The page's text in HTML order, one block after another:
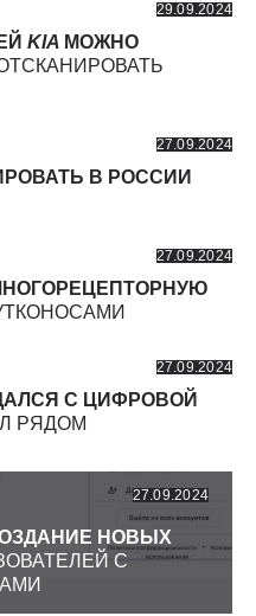
29.09.2024
KIA МОЖНО
27.09.2024
В РОССИИ
27.09.2024
27.09.2024
С ЦИФРОВОЙ
РЯДОМ
27.09.2024
НОВЫХ
С